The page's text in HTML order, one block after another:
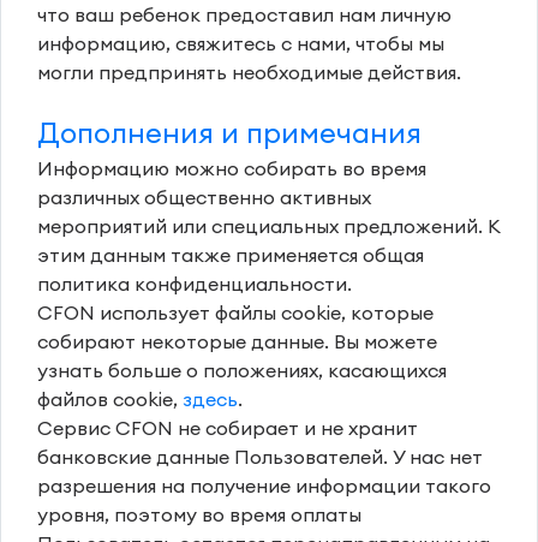
что ваш ребенок предоставил нам личную
информацию, свяжитесь с нами, чтобы мы
могли предпринять необходимые действия.
Дополнения и примечания
Информацию можно собирать во время
различных общественно активных
мероприятий или специальных предложений. К
этим данным также применяется общая
политика конфиденциальности.
CFON использует файлы cookie, которые
собирают некоторые данные. Вы можете
узнать больше о положениях, касающихся
файлов cookie, здесь.
Сервис CFON не собирает и не хранит
банковские данные Пользователей. У нас нет
разрешения на получение информации такого
уровня, поэтому во время оплаты